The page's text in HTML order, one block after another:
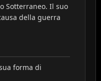
Sotterraneo. Il suo
della guerra
forma di